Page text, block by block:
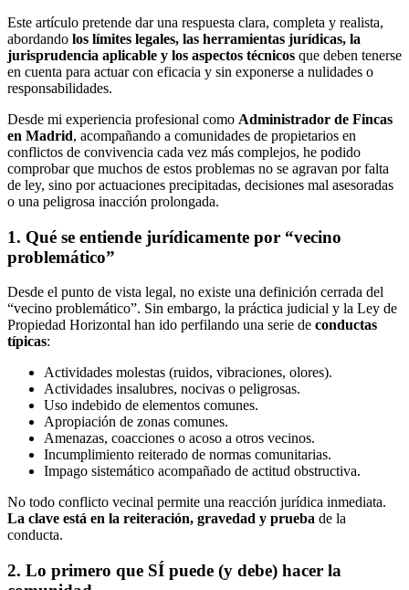
Este artículo pretende dar una respuesta clara, completa y realista,
abordando los límites legales, las herramientas jurídicas, la
jurisprudencia aplicable y los aspectos técnicos que deben tenerse
en cuenta para actuar con eficacia y sin exponerse a nulidades o
responsabilidades.
Desde mi experiencia profesional como Administrador de Fincas
en Madrid, acompañando a comunidades de propietarios en
conflictos de convivencia cada vez más complejos, he podido
comprobar que muchos de estos problemas no se agravan por falta
de ley, sino por actuaciones precipitadas, decisiones mal asesoradas
o una peligrosa inacción prolongada.
1. Qué se entiende jurídicamente por “vecino
problemático”
Desde el punto de vista legal, no existe una definición cerrada del
“vecino problemático”. Sin embargo, la práctica judicial y la Ley de
Propiedad Horizontal han ido perfilando una serie de conductas
típicas:
Actividades molestas (ruidos, vibraciones, olores).
Actividades insalubres, nocivas o peligrosas.
Uso indebido de elementos comunes.
Apropiación de zonas comunes.
Amenazas, coacciones o acoso a otros vecinos.
Incumplimiento reiterado de normas comunitarias.
Impago sistemático acompañado de actitud obstructiva.
No todo conflicto vecinal permite una reacción jurídica inmediata.
La clave está en la reiteración, gravedad y prueba de la
conducta.
2. Lo primero que SÍ puede (y debe) hacer la